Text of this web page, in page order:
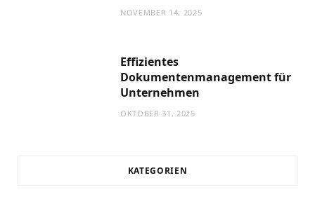
NOVEMBER 14, 2025
Effizientes
Dokumentenmanagement für
Unternehmen
OKTOBER 31, 2025
KATEGORIEN